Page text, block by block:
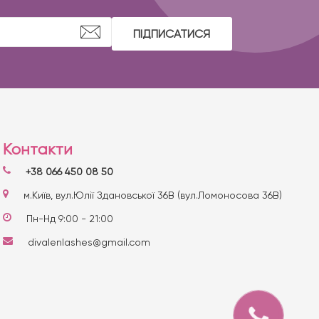
ПІДПИСАТИСЯ
Контакти
+38 066 450 08 50
м.Київ, вул.Юлії Здановської 36В (вул.Ломоносова 36В)
Пн-Нд 9:00 - 21:00
divalenlashes@gmail.com